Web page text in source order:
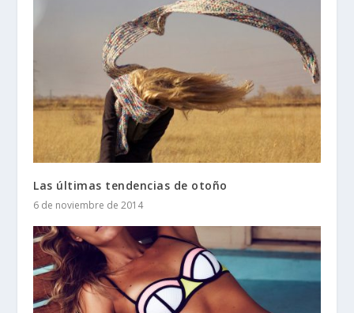
Las últimas tendencias de otoño
6 de noviembre de 2014